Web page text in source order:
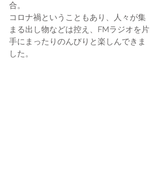
合。
コロナ禍ということもあり、人々が集
まる出し物などは控え、FMラジオを片
手にまったりのんびりと楽しんできま
した。